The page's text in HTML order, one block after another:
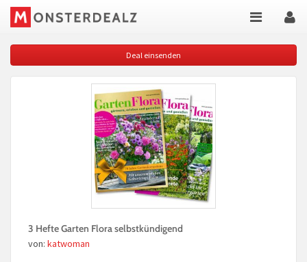
Deal einsenden
3 Hefte Garten Flora selbstkündigend
von: katwoman